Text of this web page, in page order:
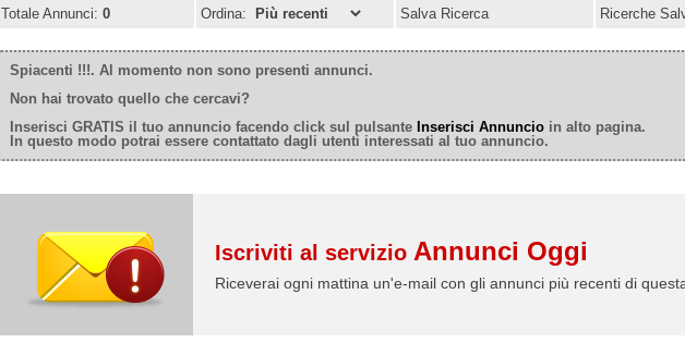
Totale Annunci: 0 Ordina: Salva Ricerca Ricerche
Spiacenti !!!. Al momento non sono presenti annunci.
Non hai trovato quello che cercavi?
Inserisci GRATIS il tuo annuncio facendo click sul pulsante Inserisci Annuncio in alto pagina.
In questo modo potrai essere contattato dagli utenti interessati al tuo annuncio.
Iscriviti al servizio Annunci Oggi
Riceverai ogni mattina un'e-mail con gli annunci più recenti di